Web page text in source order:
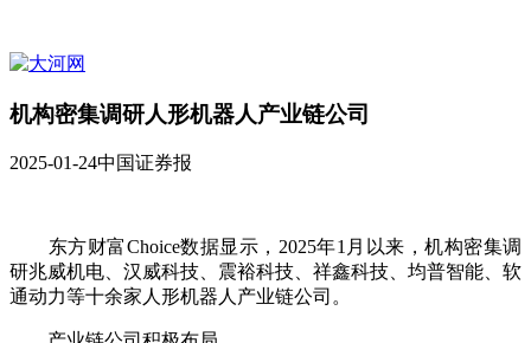
机构密集调研人形机器人产业链公司
2025-01-24中国证券报
东方财富Choice数据显示，2025年1月以来，机构密集调
研兆威机电、汉威科技、震裕科技、祥鑫科技、均普智能、软
通动力等十余家人形机器人产业链公司。